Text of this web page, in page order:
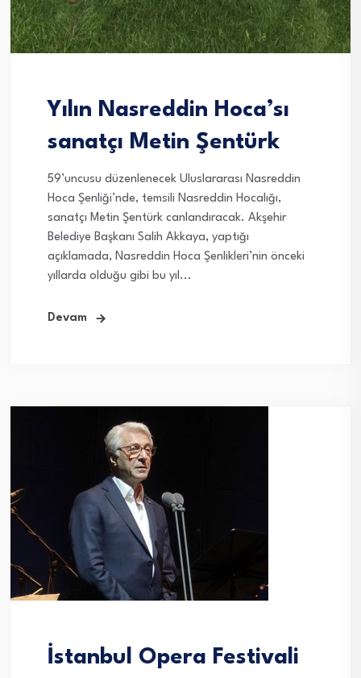
Yılın Nasreddin Hoca’sı
sanatçı Metin Şentürk
59’uncusu düzenlenecek Uluslararası Nasreddin
Hoca Şenliği’nde, temsili Nasreddin Hocalığı,
sanatçı Metin Şentürk canlandıracak. Akşehir
Belediye Başkanı Salih Akkaya, yaptığı
açıklamada, Nasreddin Hoca Şenlikleri’nin önceki
yıllarda olduğu gibi bu yıl...
Devam
İstanbul Opera Festivali